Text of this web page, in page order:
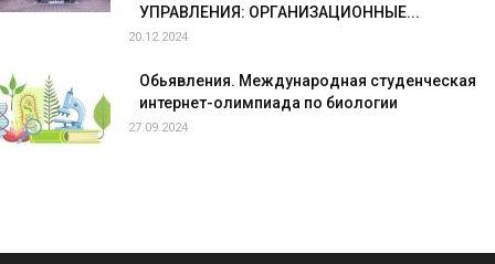
УПРАВЛЕНИЯ: ОРГАНИЗАЦИОННЫЕ...
20.12.2024
Обьявления. Международная студенческая
интернет-олимпиада по биологии
27.09.2024